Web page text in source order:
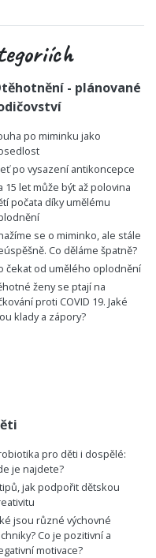
- plánované
po miminku jako
po vysazení antikoncepce
15 let může být až polovina
počata díky umělému
se o miminko, ale stále
Co děláme špatně?
čekat od umělého oplodnění
ženy se ptají na
proti COVID 19. Jaké
klady a zápory?
pro děti i dospělé:
je najdete?
jak podpořit dětskou
jsou různé výchovné
Co je pozitivní a
motivace?